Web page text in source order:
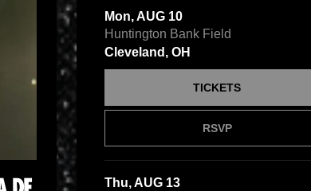
Mon, AUG 10
Huntington Bank Field
Cleveland, OH
RSVP
TICKETS
Thu, AUG 13